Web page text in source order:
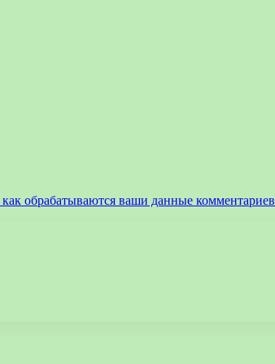
как обрабатываются ваши данные комментариев